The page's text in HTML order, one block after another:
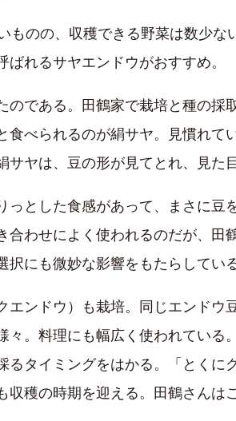
のの、収穫できる野菜は数少
れるサヤエンドウがおすすめ。
である。田鶴家で栽培と種の採
べられるのが絹サヤ。見慣れて
ヤは、豆の形が見てとれ、見た
っとした食感があって、まさに
わせによく使われるのだが、田
にも微妙な影響をもたらしてい
ンドウ）も栽培。同じエンドウ
。料理にも幅広く使われている
タイミングをはかる。「とくに
穫の時期を迎える。田鶴さんは